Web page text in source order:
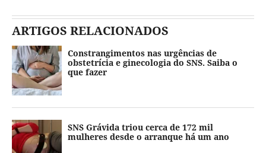
ARTIGOS RELACIONADOS
Constrangimentos nas urgências de
obstetrícia e ginecologia do SNS. Saiba o
que fazer
SNS Grávida triou cerca de 172 mil
mulheres desde o arranque há um ano